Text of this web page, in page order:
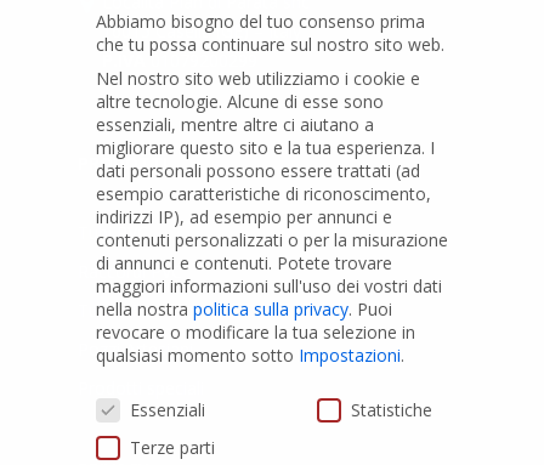
16015 Casella (GE) – Italy
01079200299
PRODOTTI
Tubi PVC
Raccordi PVC
Tubi e Raccordi in PVC-A
Pozzi Artesiani
Abbiamo bisogno del tuo consenso prima
che tu possa continuare sul nostro sito web.
Nel nostro sito web utilizziamo i cookie e
altre tecnologie. Alcune di esse sono
essenziali, mentre altre ci aiutano a
migliorare questo sito e la tua esperienza. I
dati personali possono essere trattati (ad
esempio caratteristiche di riconoscimento,
indirizzi IP), ad esempio per annunci e
contenuti personalizzati o per la misurazione
di annunci e contenuti. Potete trovare
maggiori informazioni sull'uso dei vostri dati
nella nostra politica sulla privacy. Puoi
revocare o modificare la tua selezione in
qualsiasi momento sotto Impostazioni.
Preferenze Privacy
Essenziali
Statistiche
Terze parti